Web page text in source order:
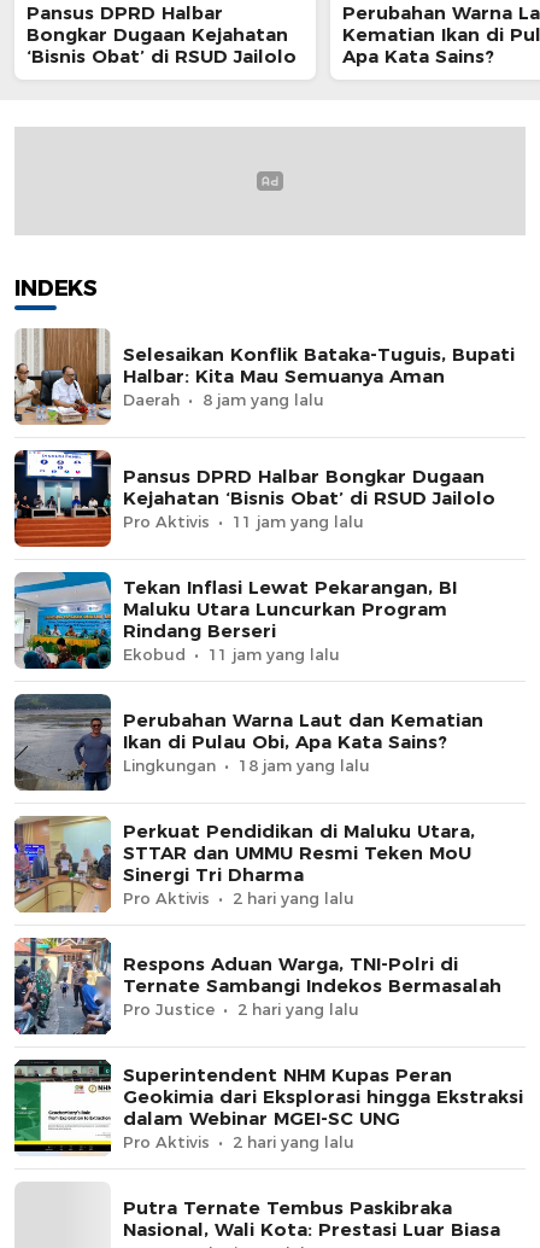
Pansus DPRD Halbar
Bongkar Dugaan Kejahatan
‘Bisnis Obat’ di RSUD Jailolo
Perubahan Warna
Kematian Ikan di
Apa Kata Sains?
INDEKS
Selesaikan Konflik Bataka-Tuguis, Bupati
Halbar: Kita Mau Semuanya Aman
Daerah 8 jam yang lalu
Pansus DPRD Halbar Bongkar Dugaan
Kejahatan ‘Bisnis Obat’ di RSUD Jailolo
Pro Aktivis 11 jam yang lalu
Tekan Inflasi Lewat Pekarangan, BI
Maluku Utara Luncurkan Program
Rindang Berseri
Ekobud 11 jam yang lalu
Perubahan Warna Laut dan Kematian
Ikan di Pulau Obi, Apa Kata Sains?
Lingkungan 18 jam yang lalu
Perkuat Pendidikan di Maluku Utara,
STTAR dan UMMU Resmi Teken MoU
Sinergi Tri Dharma
Pro Aktivis 2 hari yang lalu
Respons Aduan Warga, TNI-Polri di
Ternate Sambangi Indekos Bermasalah
Pro Justice 2 hari yang lalu
Superintendent NHM Kupas Peran
Geokimia dari Eksplorasi hingga Ekstraksi
dalam Webinar MGEI-SC UNG
Pro Aktivis 2 hari yang lalu
Putra Ternate Tembus Paskibraka
Nasional, Wali Kota: Prestasi Luar Biasa